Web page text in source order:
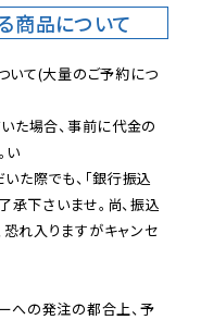
商品について
いて(大量のご予約につ
た場合、事前に代金の
い
た際でも、「銀行振込
承下さいませ。尚、振込
れ入りますがキャンセ
への発注の都合上、予